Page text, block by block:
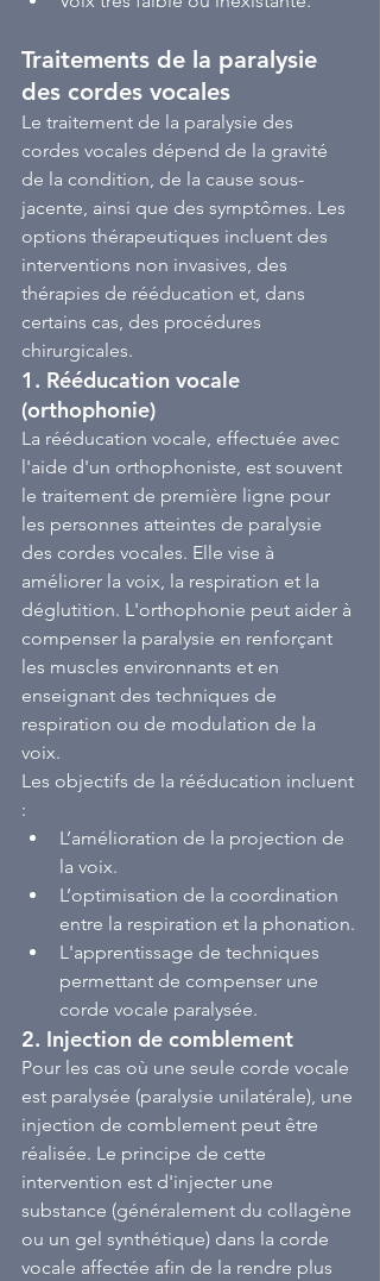
Traitements de la paralysie
des cordes vocales
Le traitement de la paralysie des
cordes vocales dépend de la gravité
de la condition, de la cause sous-
jacente, ainsi que des symptômes. Les
options thérapeutiques incluent des
interventions non invasives, des
thérapies de rééducation et, dans
certains cas, des procédures
chirurgicales.
1. Rééducation vocale
(orthophonie)
La rééducation vocale, effectuée avec
l'aide d'un orthophoniste, est souvent
le traitement de première ligne pour
les personnes atteintes de paralysie
des cordes vocales. Elle vise à
améliorer la voix, la respiration et la
déglutition. L'orthophonie peut aider à
compenser la paralysie en renforçant
les muscles environnants et en
enseignant des techniques de
respiration ou de modulation de la
voix.
Les objectifs de la rééducation incluent
:
L’amélioration de la projection de
la voix.
L’optimisation de la coordination
entre la respiration et la phonation.
L'apprentissage de techniques
permettant de compenser une
corde vocale paralysée.
2. Injection de comblement
Pour les cas où une seule corde vocale
est paralysée (paralysie unilatérale), une
injection de comblement peut être
réalisée. Le principe de cette
intervention est d'injecter une
substance (généralement du collagène
ou un gel synthétique) dans la corde
vocale affectée afin de la rendre plus